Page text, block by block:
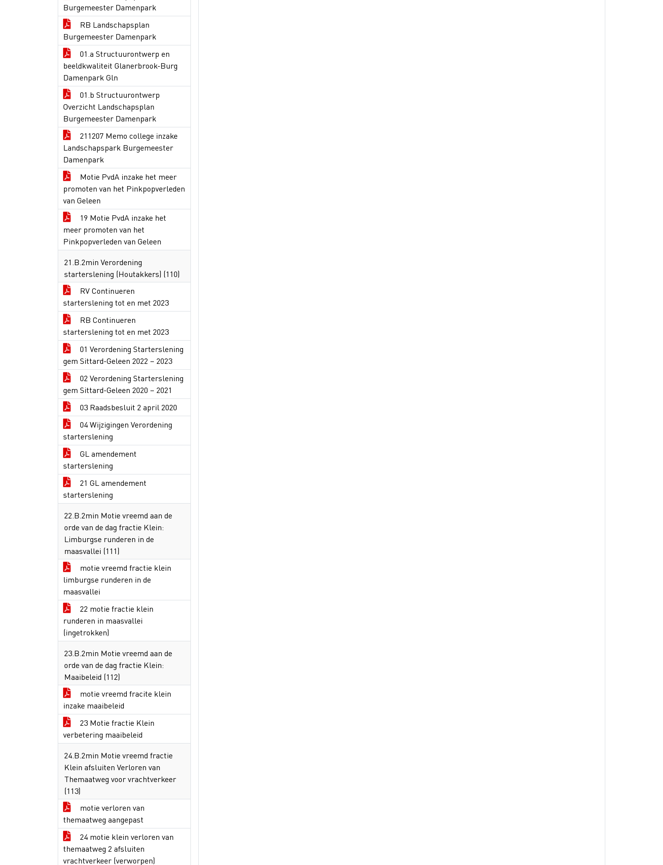
Burgemeester Damenpark
RB Landschapsplan
Burgemeester Damenpark
01.a Structuurontwerp en
beeldkwaliteit Glanerbrook-Burg
Damenpark Gln
01.b Structuurontwerp
Overzicht Landschapsplan
Burgemeester Damenpark
211207 Memo college inzake
Landschapspark Burgemeester
Damenpark
Motie PvdA inzake het meer
promoten van het Pinkpopverleden
van Geleen
19 Motie PvdA inzake het
meer promoten van het
Pinkpopverleden van Geleen
21.B.2min Verordening
starterslening (Houtakkers) (110)
RV Continueren
starterslening tot en met 2023
RB Continueren
starterslening tot en met 2023
01 Verordening Starterslening
gem Sittard-Geleen 2022 – 2023
02 Verordening Starterslening
gem Sittard-Geleen 2020 – 2021
03 Raadsbesluit 2 april 2020
04 Wijzigingen Verordening
starterslening
GL amendement
starterslening
21 GL amendement
starterslening
22.B.2min Motie vreemd aan de
orde van de dag fractie Klein:
Limburgse runderen in de
maasvallei (111)
motie vreemd fractie klein
limburgse runderen in de
maasvallei
22 motie fractie klein
runderen in maasvallei
(ingetrokken)
23.B.2min Motie vreemd aan de
orde van de dag fractie Klein:
Maaibeleid (112)
motie vreemd fracite klein
inzake maaibeleid
23 Motie fractie Klein
verbetering maaibeleid
24.B.2min Motie vreemd fractie
Klein afsluiten Verloren van
Themaatweg voor vrachtverkeer
(113)
motie verloren van
themaatweg aangepast
24 motie klein verloren van
themaatweg 2 afsluiten
vrachtverkeer (verworpen)